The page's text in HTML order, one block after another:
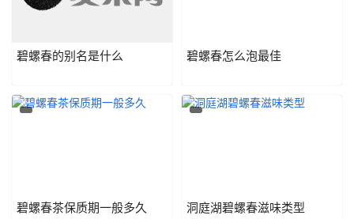
碧螺春的别名是什么 碧螺春怎么泡最佳
碧螺春茶保质期一般多久 洞庭湖碧螺春滋味类型